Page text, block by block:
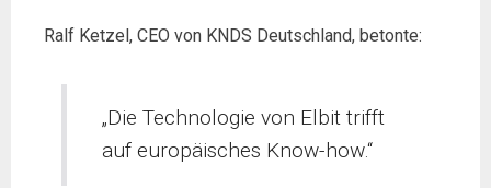
Ralf Ketzel, CEO von KNDS Deutschland, betonte:
„Die Technologie von Elbit trifft
auf europäisches Know-how.“